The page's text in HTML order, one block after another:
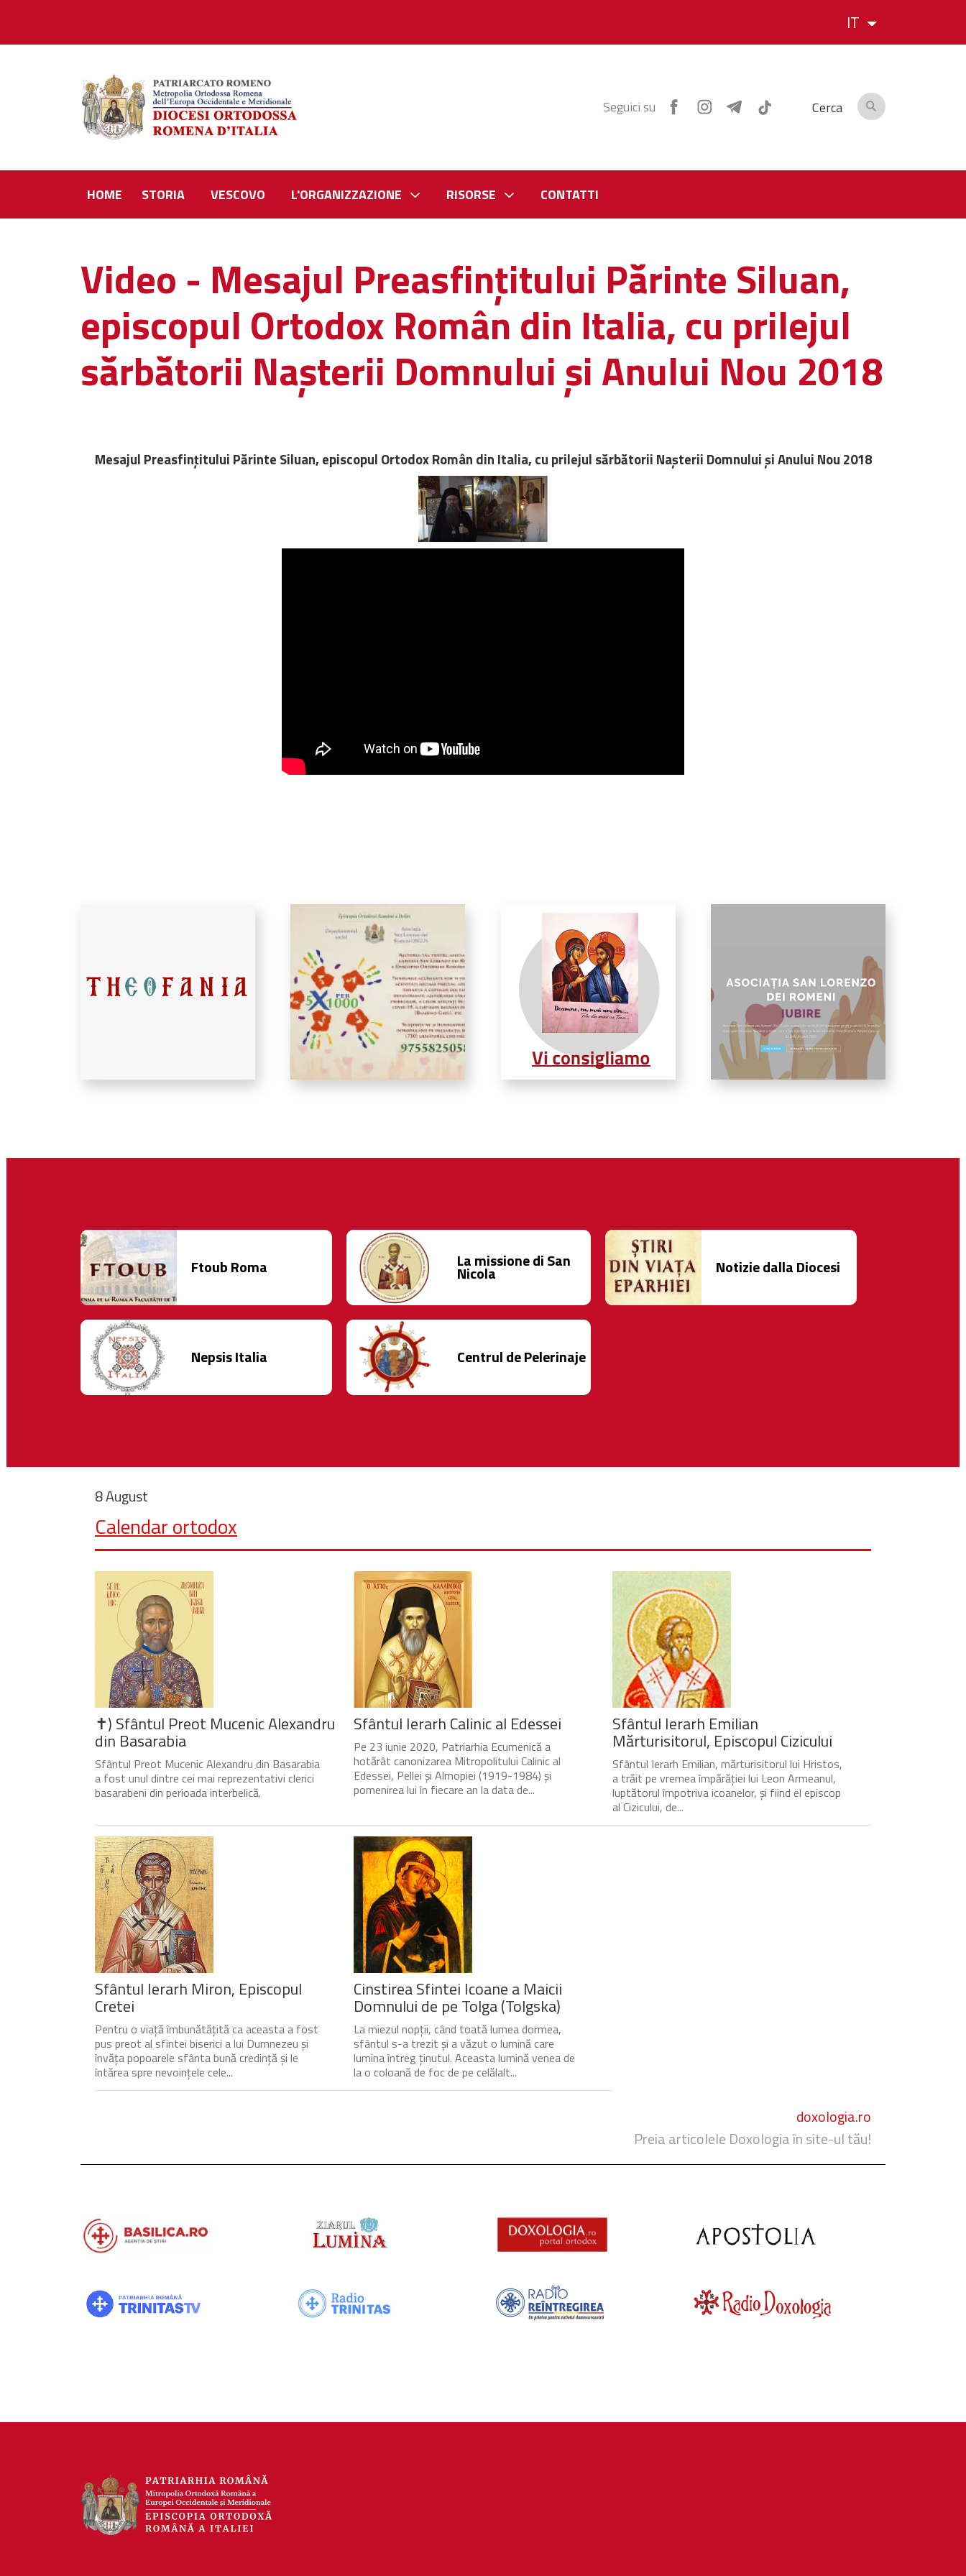
IT
Seguici su Cerca
HOME STORIA VESCOVO L'ORGANIZZAZIONE RISORSE CONTATTI
Video - Mesajul Preasfințitului Părinte Siluan,
episcopul Ortodox Român din Italia, cu prilejul
sărbătorii Nașterii Domnului și Anului Nou 2018
Mesajul Preasfințitului Părinte Siluan, episcopul Ortodox Român din Italia, cu prilejul sărbătorii Nașterii Domnului și Anului Nou 2018
Ftoub Roma La missione di San
Nicola Notizie dalla Diocesi
Nepsis Italia Centrul de Pelerinaje
8 August
Calendar ortodox
✝) Sfântul Preot Mucenic Alexandru
din Basarabia
Sfântul Preot Mucenic Alexandru din Basarabia
a fost unul dintre cei mai reprezentativi clerici
basarabeni din perioada interbelică.
Sfântul Ierarh Calinic al Edessei
Pe 23 iunie 2020, Patriarhia Ecumenică a
hotărât canonizarea Mitropolitului Calinic al
Edessei, Pellei și Almopiei (1919-1984) și
pomenirea lui în fiecare an la data de...
Sfântul Ierarh Emilian
Mărturisitorul, Episcopul Cizicului
Sfântul Ierarh Emilian, mărturisitorul lui Hristos,
a trăit pe vremea împărăției lui Leon Armeanul,
luptătorul împotriva icoanelor, și fiind el episcop
al Cizicului, de...
Sfântul Ierarh Miron, Episcopul
Cretei
Pentru o viață îmbunătățită ca aceasta a fost
pus preot al sfintei biserici a lui Dumnezeu și
învăța popoarele sfânta bună credință și le
întărea spre nevoințele cele...
Cinstirea Sfintei Icoane a Maicii
Domnului de pe Tolga (Tolgska)
La miezul nopții, când toată lumea dormea,
sfântul s-a trezit și a văzut o lumină care
lumina întreg ținutul. Aceasta lumină venea de
la o coloană de foc de pe celălalt...
doxologia.ro
Preia articolele Doxologia în site-ul tău!